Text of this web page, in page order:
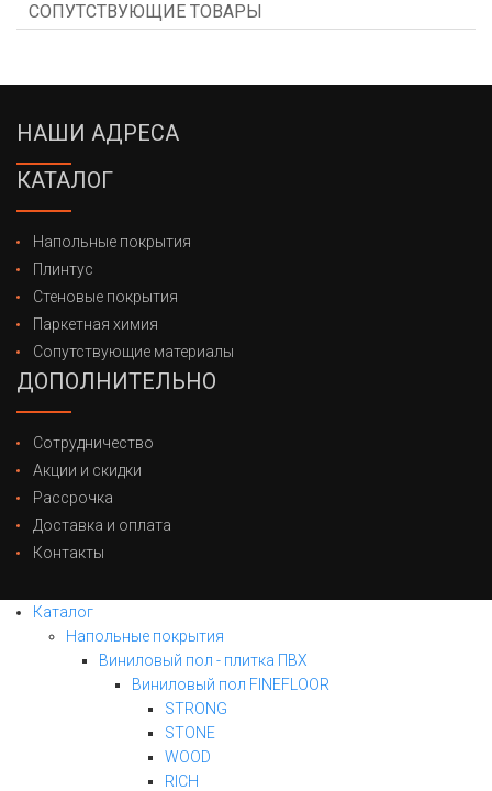
СОПУТСТВУЮЩИЕ ТОВАРЫ
НАШИ АДРЕСА
КАТАЛОГ
Напольные покрытия
Плинтус
Стеновые покрытия
Паркетная химия
Сопутствующие материалы
ДОПОЛНИТЕЛЬНО
Сотрудничество
Акции и скидки
Рассрочка
Доставка и оплата
Контакты
Каталог
Напольные покрытия
Виниловый пол - плитка ПВХ
Виниловый пол FINEFLOOR
STRONG
STONE
WOOD
RICH